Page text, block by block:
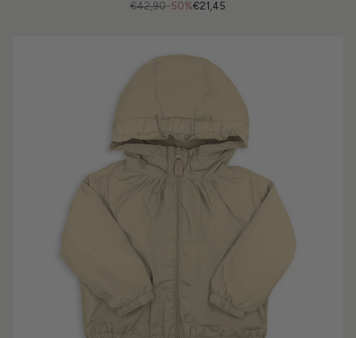
-50%
€42,90 €21,45